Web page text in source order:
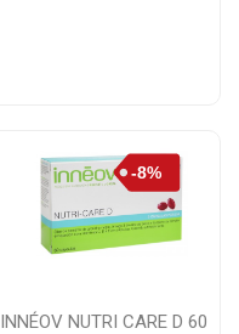
INNÉOV NUTRI CARE D 60